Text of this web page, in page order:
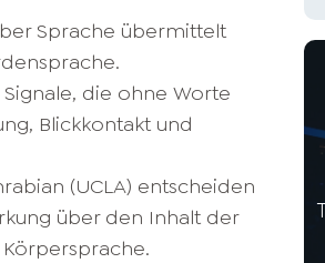
Sprache übermittelt
die ohne Worte
Blickkontakt und
(UCLA) entscheiden
über den Inhalt der